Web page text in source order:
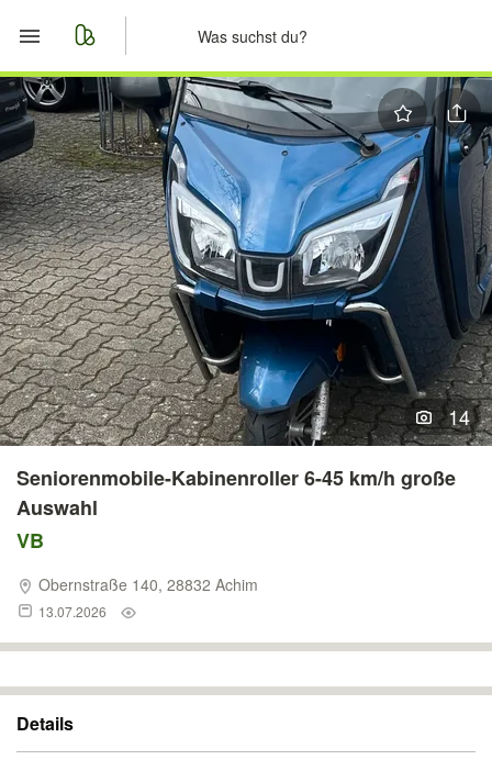
Start
Merkliste
Nachrichten
Anzeige aufgeben
14
Seniorenmobile-Kabinenroller 6-45 km/h große
Auswahl
VB
Obernstraße 140, 28832 Achim
13.07.2026
Details